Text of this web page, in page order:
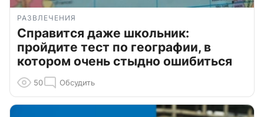
РАЗВЛЕЧЕНИЯ
Справится даже школьник:
пройдите тест по географии, в
котором очень стыдно ошибиться
50 Обсудить